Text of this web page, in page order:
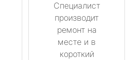
Специалист
производит
ремонт на
месте и в
короткий